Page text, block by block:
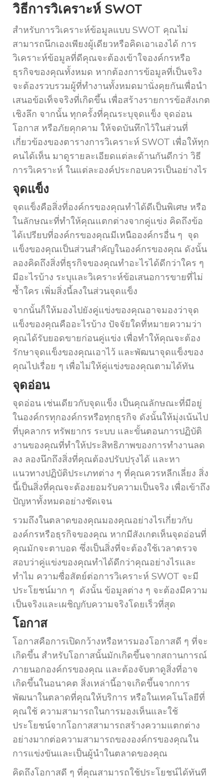
วิธีการวิเคราะห์ SWOT
สำหรับการวิเคราะห์ข้อมูลแบบ SWOT คุณไม่
สามารถนึกเองเพียงผู้เดียวหรือคิดเอาเองได้ การ
วิเคราะห์ข้อมูลที่ดีคุณจะต้องเข้าใจองค์กรหรือ
ธุรกิจของคุณทั้งหมด หากต้องการข้อมูลที่เป็นจริง
จะต้องรวบรวมผู้ที่ทำงานทั้งหมดมานั่งคุยกันเพื่อนำ
เสนอข้อเท็จจริงที่เกิดขึ้น เพื่อสร้างรายการข้อสังเกต
เชิงลึก จากนั้น ทุกครั้งที่คุณระบุจุดแข็ง จุดอ่อน
โอกาส หรือภัยคุกคาม ให้จดบันทึกไว้ในส่วนที่
เกี่ยวข้องของตารางการวิเคราะห์ SWOT เพื่อให้ทุก
คนได้เห็น มาดูรายละเอียดแต่ละด้านกันดีกว่า วิธี
การวิเคราะห์ ในแต่ละองค์ประกอบควรเป็นอย่างไร
จุดแข็ง
จุดแข็งคือสิ่งที่องค์กรของคุณทำได้ดีเป็นพิเศษ หรือ
ในลักษณะที่ทำให้คุณแตกต่างจากคู่แข่ง คิดถึงข้อ
ได้เปรียบที่องค์กรของคุณมีเหนือองค์กรอื่น ๆ จุด
แข็งของคุณเป็นส่วนสำคัญในองค์กรของคุณ ดังนั้น
ลองคิดถึงสิ่งที่ธุรกิจของคุณทำอะไรได้ดีกว่าใคร ๆ
มีอะไรบ้าง ระบุและวิเคราะห์ข้อเสนอการขายที่ไม่
ซ้ำใคร เพิ่มสิ่งนี้ลงในส่วนจุดแข็ง
จากนั้นก็ให้มองไปยังคู่แข่งของคุณอาจมองว่าจุด
แข็งของคุณคืออะไรบ้าง ปัจจัยใดที่หมายความว่า
คุณได้รับยอดขายก่อนคู่แข่ง เพื่อทำให้คุณจะต้อง
รักษาจุดแข็งของคุณเอาไว้ และพัฒนาจุดแข็งของ
คุณไปเรื่อย ๆ เพื่อไม่ให้คู่แข่งของคุณตามได้ทัน
จุดอ่อน
จุดอ่อน เช่นเดียวกับจุดแข็ง เป็นคุณลักษณะที่มีอยู่
ในองค์กรทุกองค์กรหรือทุกธุรกิจ ดังนั้นให้มุ่งเน้นไป
ที่บุคลากร ทรัพยากร ระบบ และขั้นตอนการปฏิบัติ
งานของคุณที่ทำให้ประสิทธิภาพของการทำงานลด
ลง ลองนึกถึงสิ่งที่คุณต้องปรับปรุงได้ และหา
แนวทางปฏิบัติประเภทต่าง ๆ ที่คุณควรหลีกเลี่ยง สิ่ง
นี้เป็นสิ่งที่คุณจะต้องยอมรับความเป็นจริง เพื่อเข้าถึง
ปัญหาทั้งหมดอย่างชัดเจน
รวมถึงในตลาดของคุณมองคุณอย่างไรเกี่ยวกับ
องค์กรหรือธุรกิจของคุณ หากมีสังเกตเห็นจุดอ่อนที่
คุณมักจะตาบอด ซึ่งเป็นสิ่งที่จะต้องใช้เวลาตรวจ
สอบว่าคู่แข่งของคุณทำได้ดีกว่าคุณอย่างไรและ
ทำไม ความซื่อสัตย์ต่อการวิเคราะห์ SWOT จะมี
ประโยชน์มาก ๆ ดังนั้น ข้อมูลต่าง ๆ จะต้องมีความ
เป็นจริงและเผชิญกับความจริงโดยเร็วที่สุด
โอกาส
โอกาสคือการเปิดกว้างหรือหารมองโอกาสดี ๆ ที่จะ
เกิดขึ้น สำหรับโอกาสนั้นมักเกิดขึ้นจากสถานการณ์
ภายนอกองค์กรของคุณ และต้องจับตาดูสิ่งที่อาจ
เกิดขึ้นในอนาคต สิ่งเหล่านี้อาจเกิดขึ้นจากการ
พัฒนาในตลาดที่คุณให้บริการ หรือในเทคโนโลยีที่
คุณใช้ ความสามารถในการมองเห็นและใช้
ประโยชน์จากโอกาสสามารถสร้างความแตกต่าง
อย่างมากต่อความสามารถขององค์กรของคุณใน
การแข่งขันและเป็นผู้นำในตลาดของคุณ
คิดถึงโอกาสดี ๆ ที่คุณสามารถใช้ประโยชน์ได้ทันที